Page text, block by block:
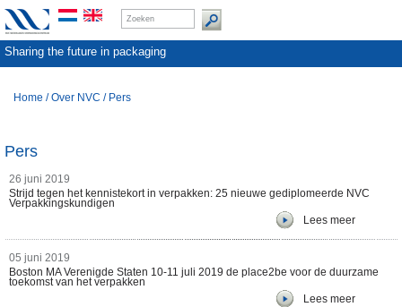
Sharing the future in packaging
Home /Over NVC / Pers
Pers
26 juni 2019
Strijd tegen het kennistekort in verpakken: 25 nieuwe gediplomeerde NVC
Verpakkingskundigen
Lees meer
05 juni 2019
Boston MA Verenigde Staten 10-11 juli 2019 de place2be voor de duurzame
toekomst van het verpakken
Lees meer